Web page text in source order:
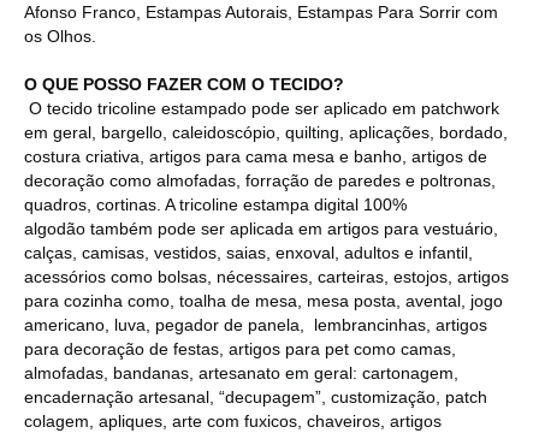
Afonso Franco, Estampas Autorais, Estampas Para Sorrir com
os Olhos.
O QUE POSSO FAZER COM O TECIDO?
O tecido tricoline estampado pode ser aplicado em patchwork
em geral, bargello, caleidoscópio, quilting, aplicações, bordado,
costura criativa, artigos para cama mesa e banho, artigos de
decoração como almofadas, forração de paredes e poltronas,
quadros, cortinas. A tricoline estampa digital 100%
algodão também pode ser aplicada em artigos para vestuário,
calças, camisas, vestidos, saias, enxoval, adultos e infantil,
acessórios como bolsas, nécessaires, carteiras, estojos, artigos
para cozinha como, toalha de mesa, mesa posta, avental, jogo
americano, luva, pegador de panela, lembrancinhas, artigos
para decoração de festas, artigos para pet como camas,
almofadas, bandanas, artesanato em geral: cartonagem,
encadernação artesanal, “decupagem”, customização, patch
colagem, apliques, arte com fuxicos, chaveiros, artigos